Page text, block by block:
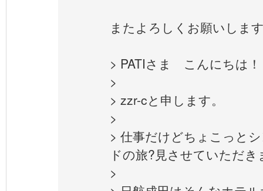
またよろしくお願いしま
> PATIさま こんにちは！
>
> zzr-cと申します。
>
> 仕事だけどちょこっと
ドの旅?見させていただき
>